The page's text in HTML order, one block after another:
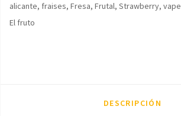
alicante, fraises, Fresa, Frutal, Strawberry, vape
El fruto
DESCRIPCIÓN